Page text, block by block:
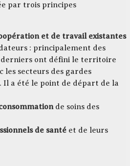
par trois principes
et de travail existantes
: principalement des
derniers ont défini le territoire
les secteurs des gardes
Il a été le point de départ de la
de soins des
de santé et de leurs